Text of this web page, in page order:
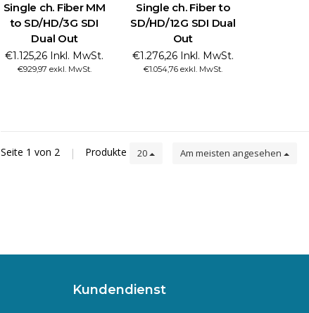
Single ch. Fiber MM
to SD/HD/3G SDI
Dual Out
€1.125,26 Inkl. MwSt.
€929,97 exkl. MwSt.
Single ch. Fiber to
SD/HD/12G SDI Dual
Out
€1.276,26 Inkl. MwSt.
€1.054,76 exkl. MwSt.
Seite 1 von 2 | Produkte 20 Am meisten angesehen
Kundendienst